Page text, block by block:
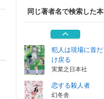
同じ著者名で検索した本
恋する殺人者
幻冬舎
犯人は現場に首だ
け戻る
実業之日本社
恋する殺人者
幻冬舎